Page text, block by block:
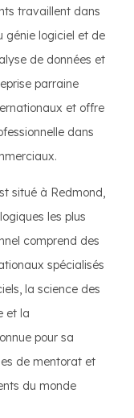
travaillent dans
génie logiciel et de
de données et
parraine
et offre
dans
situé à Redmond,
les plus
comprend des
spécialisés
la science des
et la
pour sa
de mentorat et
du monde